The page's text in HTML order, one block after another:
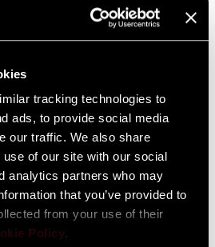
tracking technologies to
ads, to provide social media
our traffic. We also share
of our site with our social
analytics partners who may
that you’ve provided to
from your use of their
Policy.
Catalog